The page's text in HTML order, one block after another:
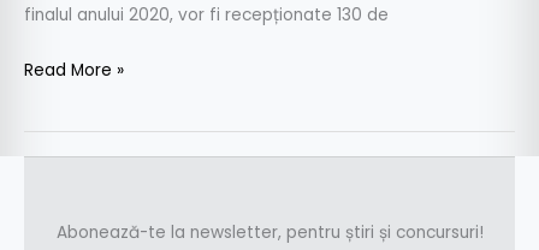
finalul anului 2020, vor fi recepționate 130 de
Read More »
Abonează-te la newsletter, pentru știri și concursuri!